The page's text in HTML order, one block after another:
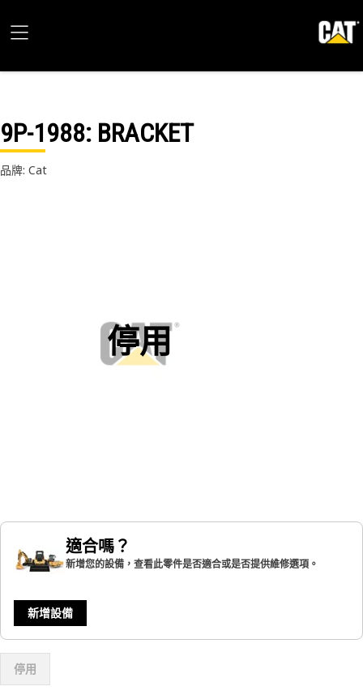
9P-1988: BRACKET
品牌: Cat
停用
適合嗎？
新增您的設備，查看此零件是否適合或是否提供維修選項。
新增設備
停用